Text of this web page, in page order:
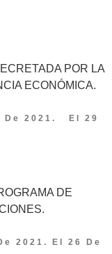
POR LA
ECONÓMICA.
De 2021. El 29
DE
2021. El 26 De